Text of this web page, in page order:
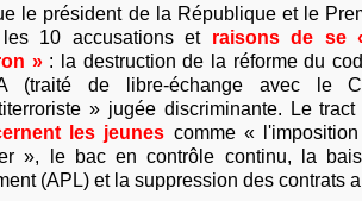
le président de la République et le
les 10 accusations et raisons de se
» : la destruction de la réforme du
(traité de libre-échange avec le
» jugée discriminante. Le
les jeunes comme «
», le bac en contrôle continu, la
(APL) et la suppression des contrats